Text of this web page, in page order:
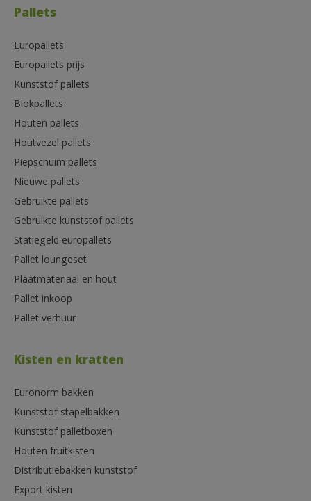
Pallets
Europallets
Europallets prijs
Kunststof pallets
Blokpallets
Houten pallets
Houtvezel pallets
Piepschuim pallets
Nieuwe pallets
Gebruikte pallets
Gebruikte kunststof pallets
Statiegeld europallets
Pallet loungeset
Plaatmateriaal en hout
Pallet inkoop
Pallet verhuur
Kisten en kratten
Euronorm bakken
Kunststof stapelbakken
Kunststof palletboxen
Houten fruitkisten
Distributiebakken kunststof
Export kisten